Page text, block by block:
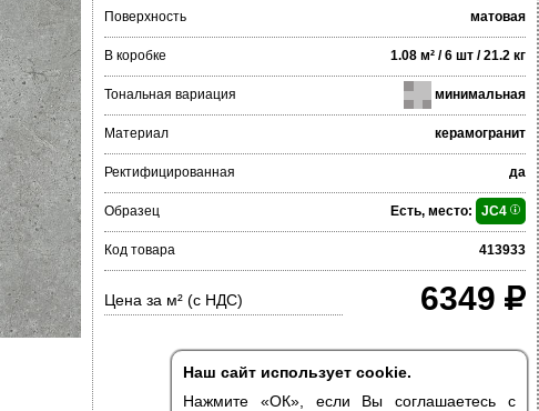
Наш сайт использует cookie.
Нажмите «ОК», если Вы соглашаетесь с
Поверхность матовая
В коробке 1.08 м² / 6 шт / 21.2 кг
Тональная вариация минимальная
Материал керамогранит
Ректифицированная да
Образец Есть, место: JC4
Код товара 413933
Цена за м² (с НДС) 6349